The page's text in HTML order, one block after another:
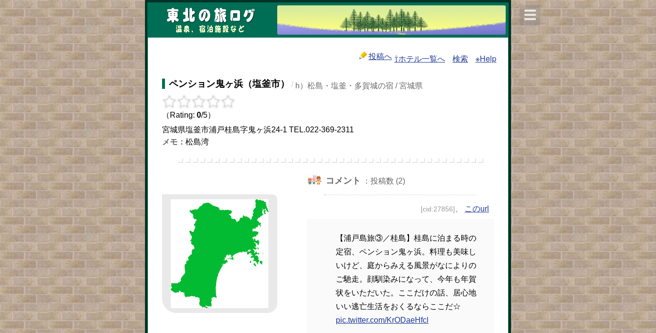
投稿へ ⇧ホテル一覧へ 検索 ※Help
ペンション鬼ヶ浜（塩釜市） / h）松島・塩釜・多賀城の宿 / 宮城県
（Rating: 0/5）
宮城県塩釜市浦戸桂島字鬼ヶ浜24-1 TEL.022-369-2311
松島湾
コメント ：投稿数 (2)
[cid:27856] このurl
【浦戸島旅③／桂島】桂島に泊まる時の
定宿、ペンション鬼ヶ浜。料理も美味し
いけど、庭からみえる風景がなによりの
ご馳走。顔馴染みになって、今年も年賀
状をいただいた。ここだけの話、居心地
いい逃亡生活をおくるならここだ☆
pic.twitter.com/KrODaeHfcl
☰